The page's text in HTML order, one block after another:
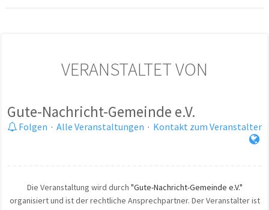
VERANSTALTET VON
Gute-Nachricht-Gemeinde e.V.
Folgen · Alle Veranstaltungen · Kontakt zum Veranstalter
Die Veranstaltung wird durch "Gute-Nachricht-Gemeinde e.V."
organisiert und ist der rechtliche Ansprechpartner. Der Veranstalter ist